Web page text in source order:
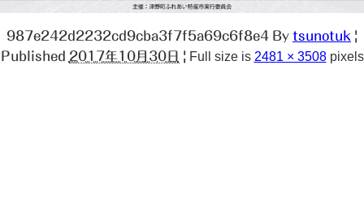
987e242d2232cd9cba3f7f5a69c6f8e4 By tsunotuk |
Published 2017年10月30日 | Full size is 2481 × 3508pixels